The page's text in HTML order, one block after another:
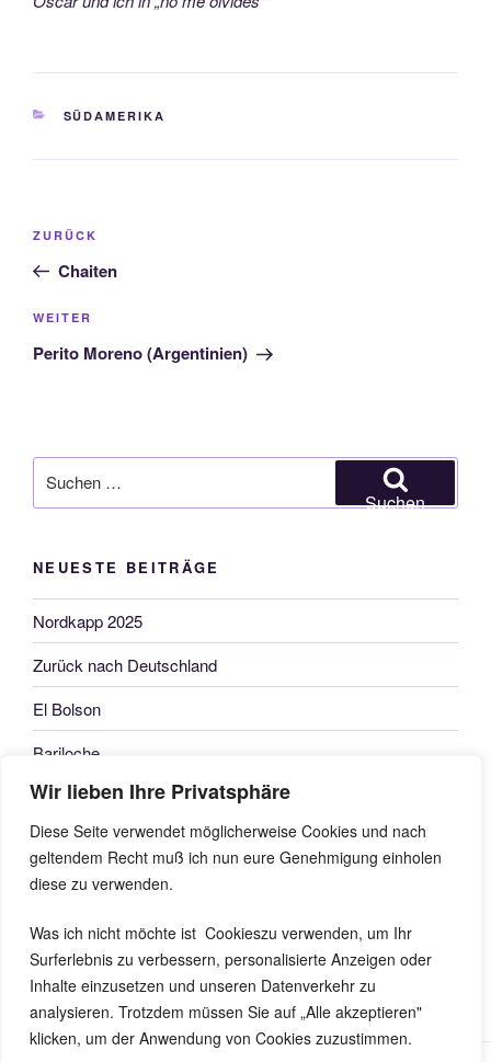
Wir lieben Ihre Privatsphäre
Diese Seite verwendet möglicherweise Cookies und nach
geltendem Recht muß ich nun eure Genehmigung einholen
diese zu verwenden.
Was ich nicht möchte ist Cookieszu verwenden, um Ihr
Surferlebnis zu verbessern, personalisierte Anzeigen oder
Inhalte einzusetzen und unseren Datenverkehr zu
analysieren. Trotzdem müssen Sie auf „Alle akzeptieren"
klicken, um der Anwendung von Cookies zuzustimmen.
KATEGORIEN
SÜDAMERIKA
Beitragsnavigation
Vorheriger
Beitrag
ZURÜCK
Chaiten
Nächster
Beitrag
WEITER
Perito Moreno (Argentinien)
nach:
Suchen
NEUESTE BEITRÄGE
Nordkapp 2025
Zurück nach Deutschland
El Bolson
Bariloche
Junin – San Martin
ARCHIV
Archiv